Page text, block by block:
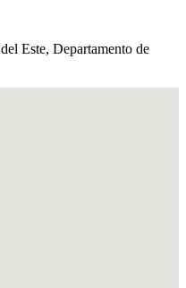
Este, Departamento de